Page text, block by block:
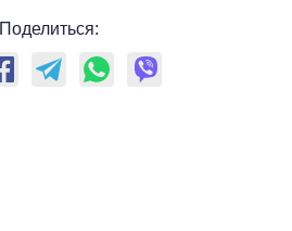
Поделиться: